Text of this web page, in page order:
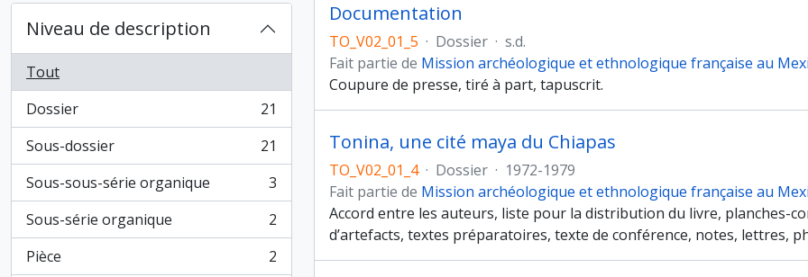
Niveau de description
Tout
Dossier
, 21 résultats
21
Sous-dossier
, 21 résultats
21
Sous-sous-série organique
, 3 résultats
3
Sous-série organique
, 2 résultats
2
Pièce
, 2 résultats
2
Documentation
TO_V02_01_5 · Dossier · s.d.
Fait partie de Mission archéologique et ethnologique française au
Coupure de presse, tiré à part, tapuscrit.
Tonina, une cité maya du Chiapas
TO_V02_01_4 · Dossier · 1972-1979
Fait partie de Mission archéologique et ethnologique française au
Accord entre les auteurs, liste pour la distribution du livre, planches-
d’artefacts, textes préparatoires, texte de conférence, notes, lettres,